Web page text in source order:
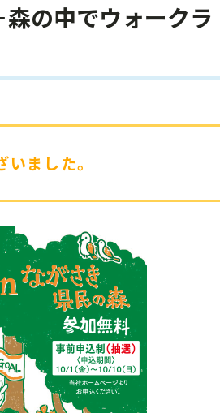
の中でウォークラ
ました。